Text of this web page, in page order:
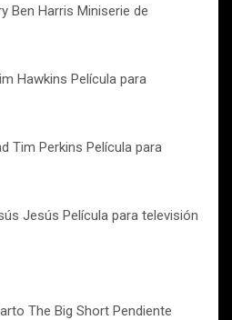
Ben Harris Miniserie de
Hawkins Película para
Tim Perkins Película para
Jesús Película para televisión
The Big Short Pendiente